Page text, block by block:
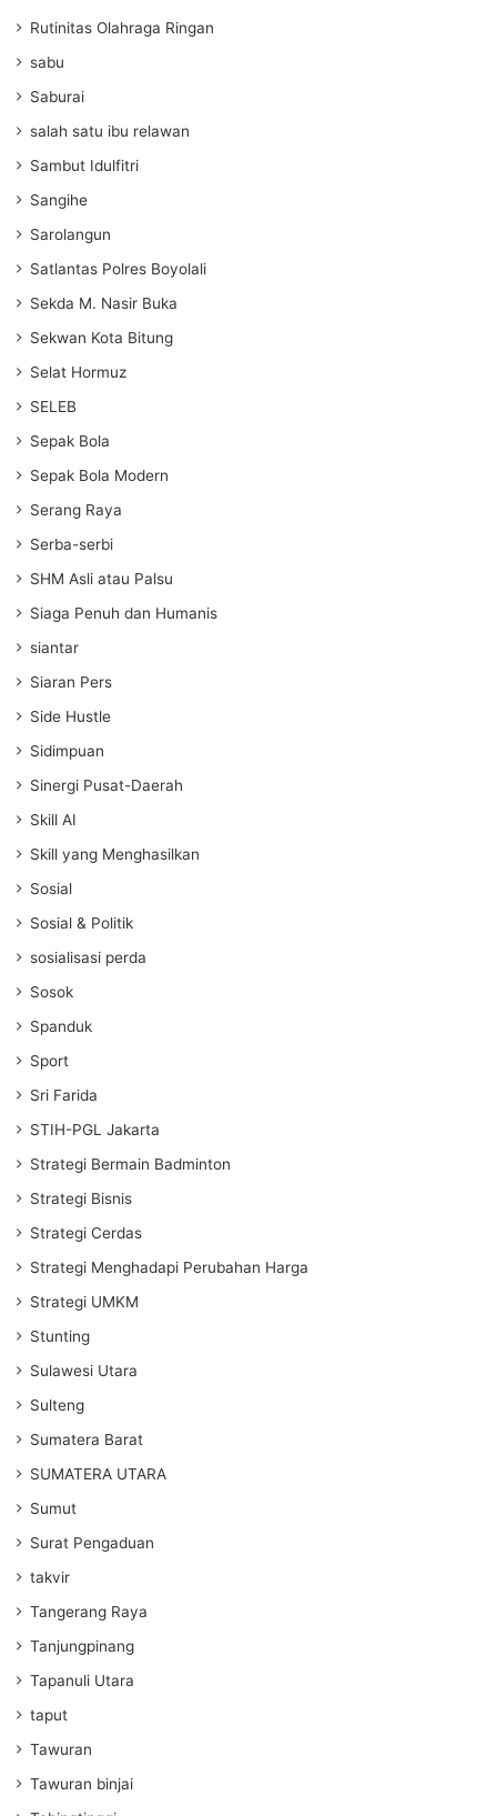
Rutinitas Olahraga Ringan
sabu
Saburai
salah satu ibu relawan
Sambut Idulfitri
Sangihe
Sarolangun
Satlantas Polres Boyolali
Sekda M. Nasir Buka
Sekwan Kota Bitung
Selat Hormuz
SELEB
Sepak Bola
Sepak Bola Modern
Serang Raya
Serba-serbi
SHM Asli atau Palsu
Siaga Penuh dan Humanis
siantar
Siaran Pers
Side Hustle
Sidimpuan
Sinergi Pusat-Daerah
Skill AI
Skill yang Menghasilkan
Sosial
Sosial & Politik
sosialisasi perda
Sosok
Spanduk
Sport
Sri Farida
STIH-PGL Jakarta
Strategi Bermain Badminton
Strategi Bisnis
Strategi Cerdas
Strategi Menghadapi Perubahan Harga
Strategi UMKM
Stunting
Sulawesi Utara
Sulteng
Sumatera Barat
SUMATERA UTARA
Sumut
Surat Pengaduan
takvir
Tangerang Raya
Tanjungpinang
Tapanuli Utara
taput
Tawuran
Tawuran binjai